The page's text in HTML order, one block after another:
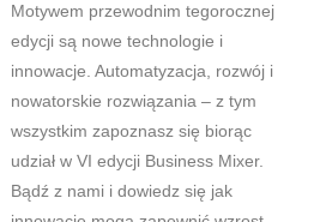
Motywem przewodnim tegorocznej
edycji są nowe technologie i
innowacje. Automatyzacja, rozwój i
nowatorskie rozwiązania – z tym
wszystkim zapoznasz się biorąc
udział w VI edycji Business Mixer.
Bądź z nami i dowiedz się jak